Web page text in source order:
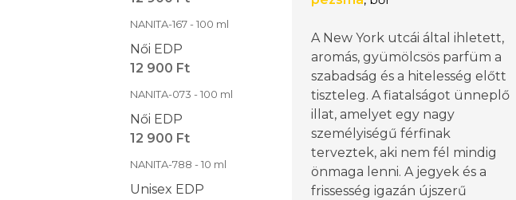
NANITA-167 - 100 ml
Női EDP
12 900 Ft
NANITA-073 - 100 ml
Női EDP
12 900 Ft
NANITA-788 - 10 ml
Unisex EDP
A New York utcái által ihletett,
aromás, gyümölcsös parfüm a
szabadság és a hitelesség előtt
tiszteleg. A fiatalságot ünneplő
illat, amelyet egy nagy
személyiségű férfinak
terveztek, aki nem fél mindig
önmaga lenni. A jegyek és a
frissesség igazán újszerű